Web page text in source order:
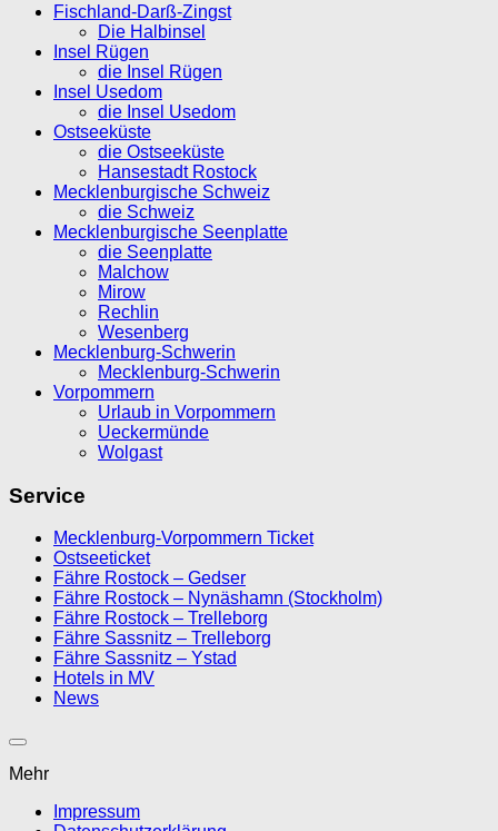
Fischland-Darß-Zingst
Die Halbinsel
Insel Rügen
die Insel Rügen
Insel Usedom
die Insel Usedom
Ostseeküste
die Ostseeküste
Hansestadt Rostock
Mecklenburgische Schweiz
die Schweiz
Mecklenburgische Seenplatte
die Seenplatte
Malchow
Mirow
Rechlin
Wesenberg
Mecklenburg-Schwerin
Mecklenburg-Schwerin
Vorpommern
Urlaub in Vorpommern
Ueckermünde
Wolgast
Service
Mecklenburg-Vorpommern Ticket
Ostseeticket
Fähre Rostock – Gedser
Fähre Rostock – Nynäshamn (Stockholm)
Fähre Rostock – Trelleborg
Fähre Sassnitz – Trelleborg
Fähre Sassnitz – Ystad
Hotels in MV
News
Mehr
Impressum